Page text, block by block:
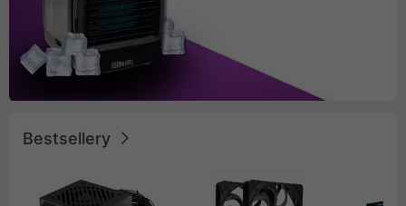
Bestsellery